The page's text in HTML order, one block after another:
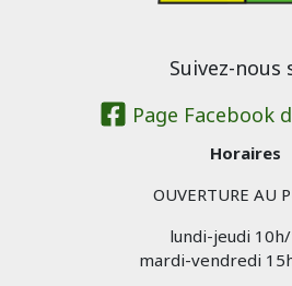
Suivez-nous
Page Facebook
Horaires
OUVERTURE AU
lundi-jeudi
mardi-vendredi